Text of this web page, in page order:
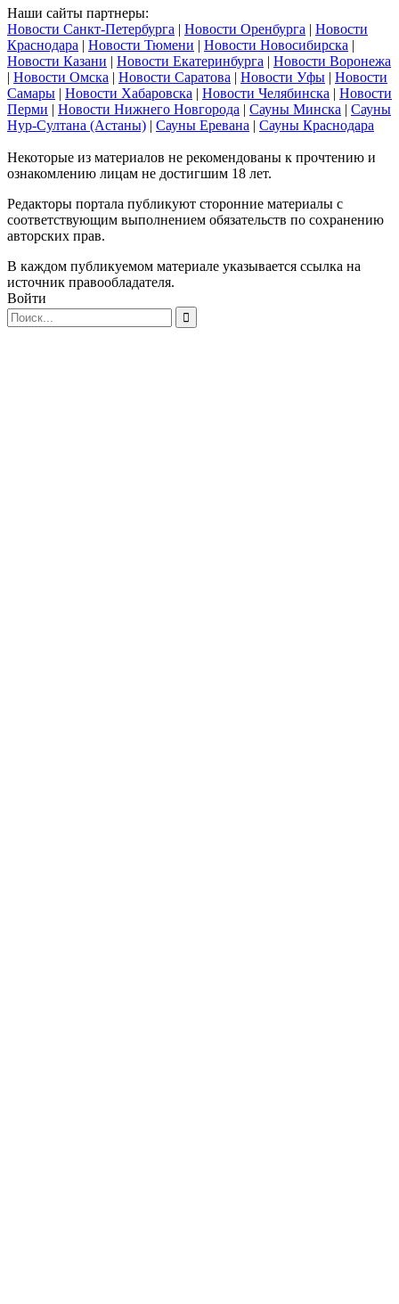
Наши сайты партнеры:
Новости Санкт-Петербурга | Новости Оренбурга | Новости
Краснодара | Новости Тюмени | Новости Новосибирска |
Новости Казани | Новости Екатеринбурга | Новости Воронежа
| Новости Омска | Новости Саратова | Новости Уфы | Новости
Самары | Новости Хабаровска | Новости Челябинска | Новости
Перми | Новости Нижнего Новгорода | Сауны Минска | Сауны
Нур-Султана (Астаны) | Сауны Еревана | Сауны Краснодара
Некоторые из материалов не рекомендованы к прочтению и
ознакомлению лицам не достигшим 18 лет.
Редакторы портала публикуют сторонние материалы с
соответствующим выполнением обязательств по сохранению
авторских прав.
В каждом публикуемом материале указывается ссылка на
источник правообладателя.
Войти